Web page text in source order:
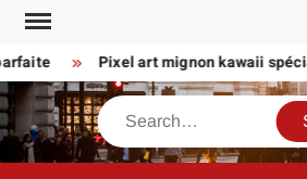
Skip
content
Pixel art mignon kawaii
Search